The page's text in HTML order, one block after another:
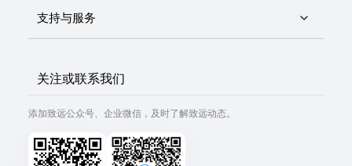
支持与服务
关注或联系我们
添加致远公众号、企业微信，及时了解致远动态。